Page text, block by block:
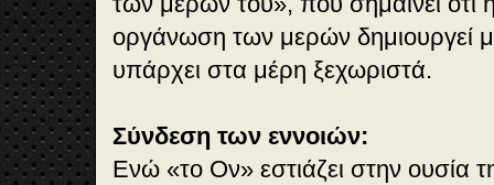
οργάνωση των μερών δημιουργεί
υπάρχει στα μέρη ξεχωριστά.
Σύνδεση των εννοιών:
Ενώ «το Ον» εστιάζει στην ουσία